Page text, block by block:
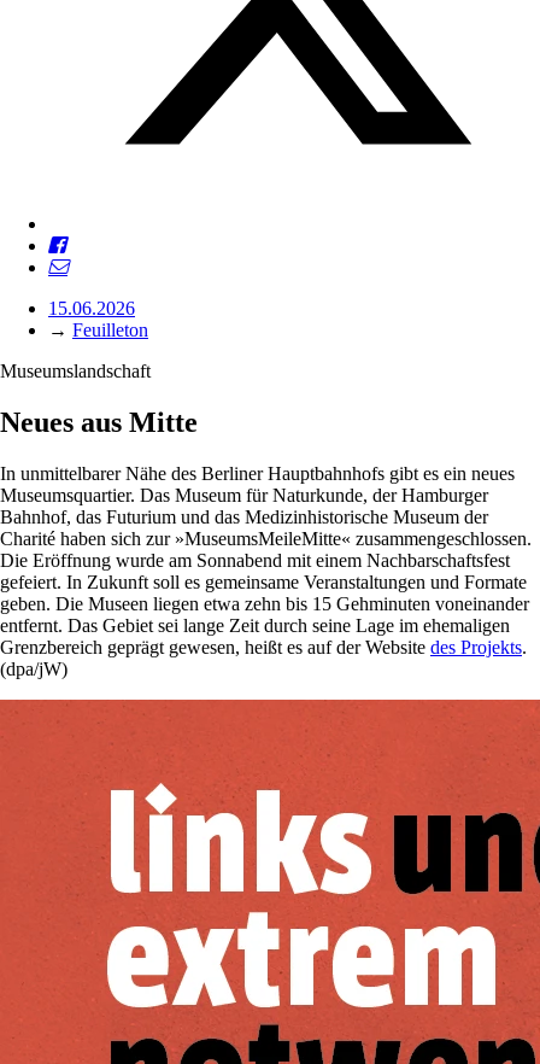
15.06.2026
→ Feuilleton
Museumslandschaft
Neues aus Mitte
In unmittelbarer Nähe des Berliner Hauptbahnhofs gibt es ein neues
Museumsquartier. Das Museum für Naturkunde, der Hamburger
Bahnhof, das Futurium und das Medizinhistorische Museum der
Charité haben sich zur »MuseumsMeileMitte« zusammengeschlossen.
Die Eröffnung wurde am Sonnabend mit einem Nachbarschaftsfest
gefeiert. In Zukunft soll es gemeinsame Veranstaltungen und Formate
geben. Die Museen liegen etwa zehn bis 15 Gehminuten voneinander
entfernt. Das Gebiet sei lange Zeit durch seine Lage im ehemaligen
Grenzbereich geprägt gewesen, heißt es auf der Website des Projekts.
(dpa/jW)